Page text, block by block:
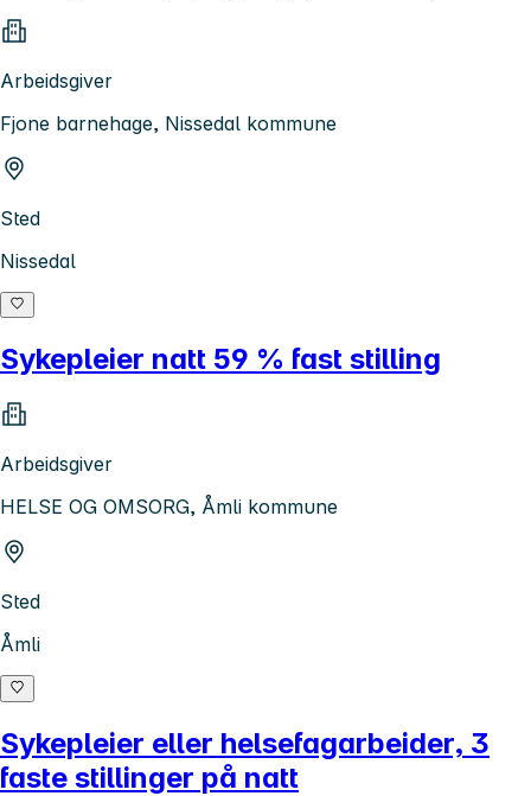
Arbeidsgiver
Fjone barnehage, Nissedal kommune
Sted
Nissedal
Sykepleier natt 59 % fast stilling
Arbeidsgiver
HELSE OG OMSORG, Åmli kommune
Sted
Åmli
Sykepleier eller helsefagarbeider, 3
faste stillinger på natt